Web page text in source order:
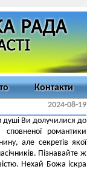
Контакти
2024-08-19
душі Ви долучилися до
романтики
але секретів якої
Пізнавайте ж
Нехай Божа іскра